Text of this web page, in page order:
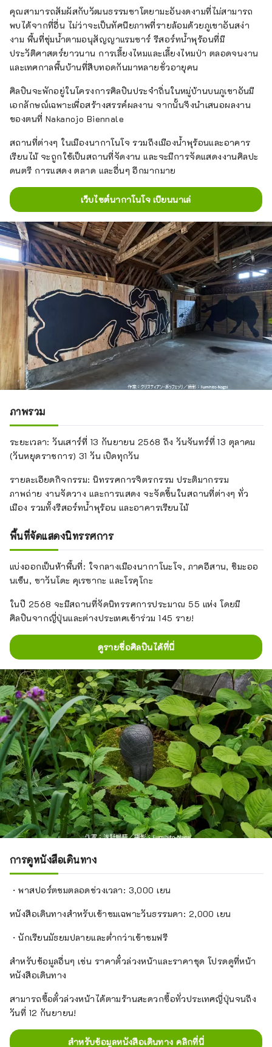
คุณสามารถสัมผัสกับวัฒนธรรมซาโตยามะอันงดงามที่ไม่สามารถ
พบได้จากที่อื่น ไม่ว่าจะเป็นทัศนียภาพที่รายล้อมด้วยภูเขาอันสง่า
งาม พื้นที่ชุ่มน้ำตามอนุสัญญาแรมซาร์ รีสอร์ทน้ำพุร้อนที่มี
ประวัติศาสตร์ยาวนาน การเลี้ยงไหมและเลี้ยงไหมป่า ตลอดจนงาน
และเทศกาลพื้นบ้านที่สืบทอดกันมาหลายชั่วอายุคน
ศิลปินจะพักอยู่ในโครงการศิลปินประจำถิ่นในหมู่บ้านบนภูเขาอันมี
เอกลักษณ์เฉพาะเพื่อสร้างสรรค์ผลงาน จากนั้นจึงนำเสนอผลงาน
ของตนที่ Nakanojo Biennale
สถานที่ต่างๆ ในเมืองนากาโนโจ รวมถึงเมืองน้ำพุร้อนและอาคาร
เรียนไม้ จะถูกใช้เป็นสถานที่จัดงาน และจะมีการจัดแสดงงานศิลปะ
ดนตรี การแสดง ตลาด และอื่นๆ อีกมากมาย
เว็บไซต์นากาโนโจ เบียนนาเล่
ภาพรวม
ระยะเวลา: วันเสาร์ที่ 13 กันยายน 2568 ถึง วันจันทร์ที่ 13 ตุลาคม
(วันหยุดราชการ) 31 วัน เปิดทุกวัน
รายละเอียดกิจกรรม: นิทรรศการจิตรกรรม ประติมากรรม
ภาพถ่าย งานจัดวาง และการแสดง จะจัดขึ้นในสถานที่ต่างๆ ทั่ว
เมือง รวมทั้งรีสอร์ทน้ำพุร้อน และอาคารเรียนไม้
พื้นที่จัดแสดงนิทรรศการ
แบ่งออกเป็นห้าพื้นที่: ใจกลางเมืองนากาโนะโจ, ภาคอีสาน, ชิมะออ
นเซ็น, ซาวันโดะ คุเรซากะ และโรคุโกะ
ในปี 2568 จะมีสถานที่จัดนิทรรศการประมาณ 55 แห่ง โดยมี
ศิลปินจากญี่ปุ่นและต่างประเทศเข้าร่วม 145 ราย!
ดูรายชื่อศิลปินได้ที่นี่
การดูหนังสือเดินทาง
・พาสปอร์ตชมตลอดช่วงเวลา: 3,000 เยน
หนังสือเดินทางสำหรับเข้าชมเฉพาะวันธรรมดา: 2,000 เยน
・นักเรียนมัธยมปลายและต่ำกว่าเข้าชมฟรี
สำหรับข้อมูลอื่นๆ เช่น ราคาตั๋วล่วงหน้าและราคาชุด โปรดดูที่หน้า
หนังสือเดินทาง
สามารถซื้อตั๋วล่วงหน้าได้ตามร้านสะดวกซื้อทั่วประเทศญี่ปุ่นจนถึง
วันที่ 12 กันยายน!
สำหรับข้อมูลหนังสือเดินทาง คลิกที่นี่